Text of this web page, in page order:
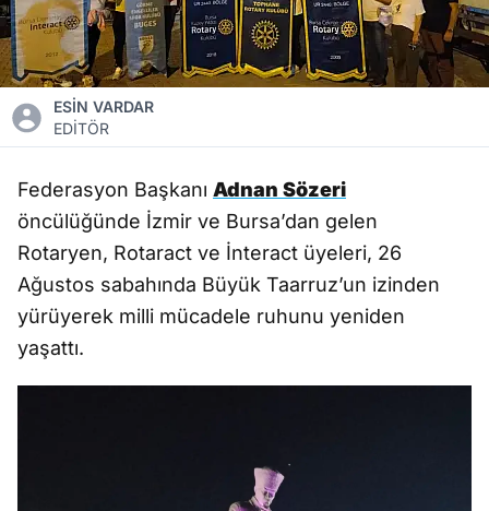
ESİN VARDAR
EDİTÖR
Federasyon Başkanı Adnan Sözeri
öncülüğünde İzmir ve Bursa’dan gelen
Rotaryen, Rotaract ve İnteract üyeleri, 26
Ağustos sabahında Büyük Taarruz’un izinden
yürüyerek milli mücadele ruhunu yeniden
yaşattı.